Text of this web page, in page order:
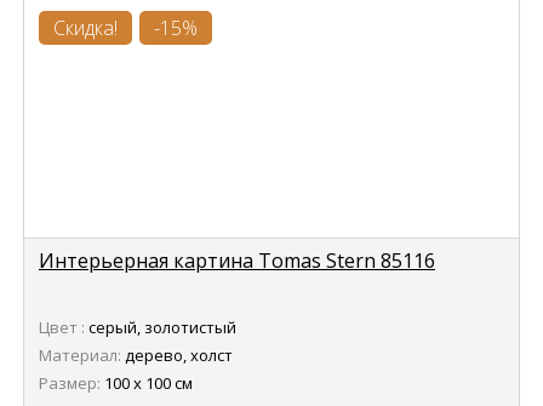
Скидка! -15%
Интерьерная картина Tomas Stern 85116
Цвет : серый, золотистый
Материал: дерево, холст
Размер: 100 х 100 см